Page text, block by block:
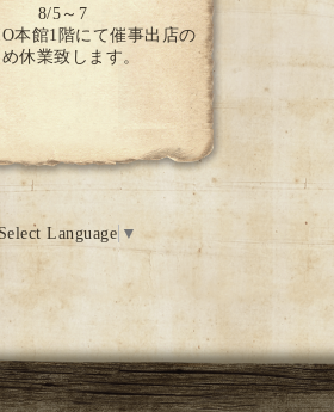
8/5～7
本館1階にて催事出店の
休業致します。
Select Language ▼